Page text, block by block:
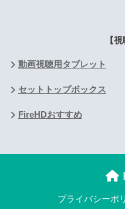
【
動画視聴用タブレット
セットトップボックス
FireHDおすすめ
プライバシーポ